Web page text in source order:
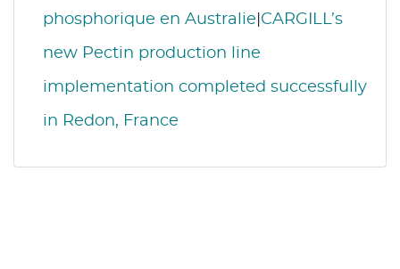
phosphorique en Australie CARGILL’s
new Pectin production line
implementation completed successfully
in Redon, France